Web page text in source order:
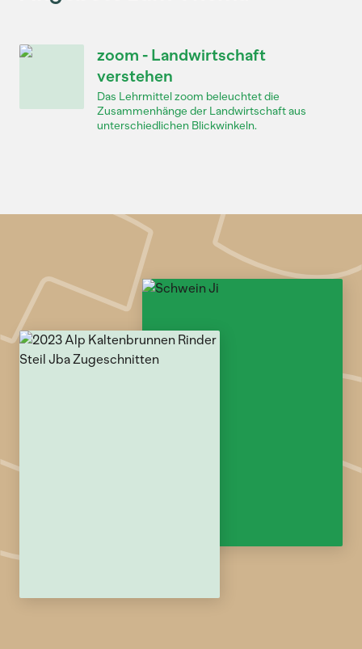
zoom - Landwirtschaft
verstehen
Das Lehrmittel zoom beleuchtet die
Zusammenhänge der Landwirtschaft aus
unterschiedlichen Blickwinkeln.